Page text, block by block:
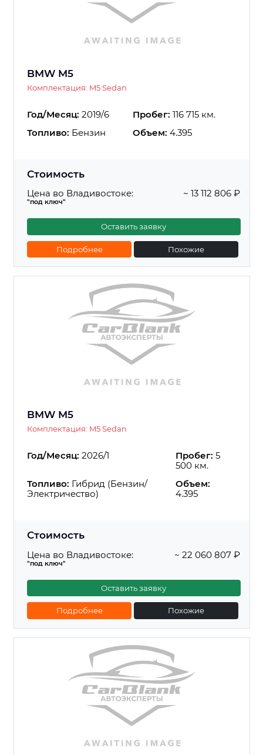
BMW M5
Комплектация: M5 Sedan
Год/Месяц: 2019/6 Пробег: 116 715 км.
Топливо: Бензин Объем: 4.395
Стоимость
Цена во Владивостоке:
"под ключ"
~ 13 112 806 ₽
Оставить заявку
Подробнее Похожие
BMW M5
Комплектация: M5 Sedan
Год/Месяц: 2026/1 Пробег: 5
500 км.
Топливо: Гибрид (Бензин/
Электричество)
Объем:
4.395
Стоимость
Цена во Владивостоке:
"под ключ"
~ 22 060 807 ₽
Оставить заявку
Подробнее Похожие